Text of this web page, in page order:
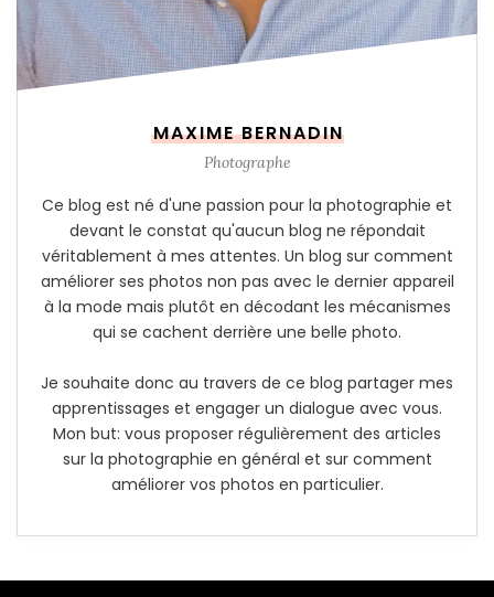
MAXIME BERNADIN
Photographe
Ce blog est né d'une passion pour la photographie et
devant le constat qu'aucun blog ne répondait
véritablement à mes attentes. Un blog sur comment
améliorer ses photos non pas avec le dernier appareil
à la mode mais plutôt en décodant les mécanismes
qui se cachent derrière une belle photo.
Je souhaite donc au travers de ce blog partager mes
apprentissages et engager un dialogue avec vous.
Mon but: vous proposer régulièrement des articles
sur la photographie en général et sur comment
améliorer vos photos en particulier.